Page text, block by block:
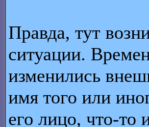
Правда, тут
ситуации.
изменились
имя того или
его лицо, что-то